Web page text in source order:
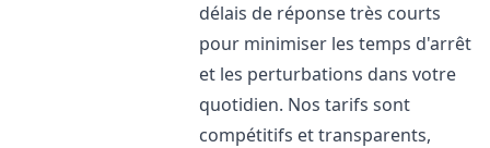
délais de réponse très courts
pour minimiser les temps d'arrêt
et les perturbations dans votre
quotidien. Nos tarifs sont
compétitifs et transparents,